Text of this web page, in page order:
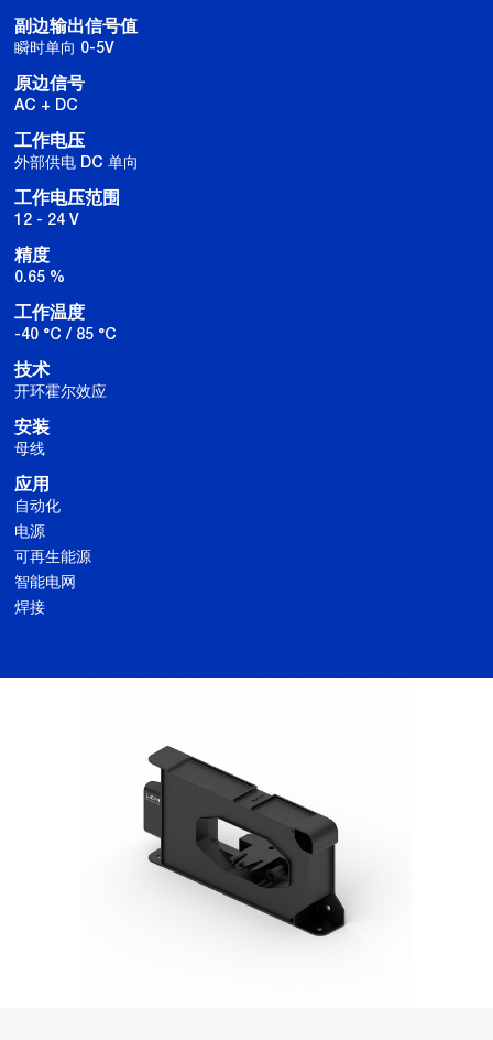
副边输出信号值
瞬时单向 0-5V
原边信号
AC + DC
工作电压
外部供电 DC 单向
工作电压范围
12 - 24 V
精度
0.65 %
工作温度
-40 °C / 85 °C
技术
开环霍尔效应
安装
母线
应用
自动化
电源
可再生能源
智能电网
焊接